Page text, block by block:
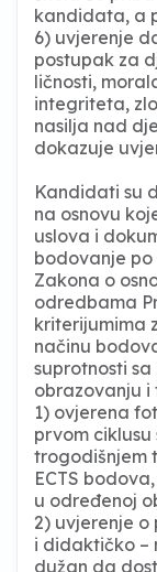
kandidata, a
6) uvjerenje
postupak za
ličnosti,
integriteta,
nasilja nad
dokazuje
Kandidati su
na osnovu
uslova i
bodovanje po
Zakona o
odredbama
kriterijumima
načinu
suprotnosti
obrazovanju i
1) ovjerena
prvom
trogodišnjem
ECTS
u određenoj
2) uvjerenje o
i didaktičko –
dužan da